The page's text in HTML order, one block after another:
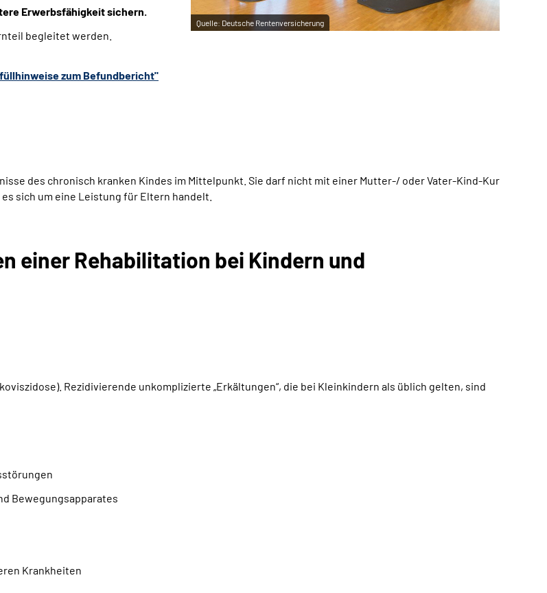
Quelle: Deutsche Rentenversicherung
Erwerbsfähigkeit sichern.
begleitet werden.
zum Befundbericht"
des chronisch kranken Kindes im Mittelpunkt. Sie darf nicht mit einer Mutter-/ oder Vater-Kind-Kur
sich um eine Leistung für Eltern handelt.
einer Rehabilitation bei Kindern und
Rezidivierende unkomplizierte „Erkältungen“, die bei Kleinkindern als üblich gelten, sind
Bewegungsapparates
Krankheiten